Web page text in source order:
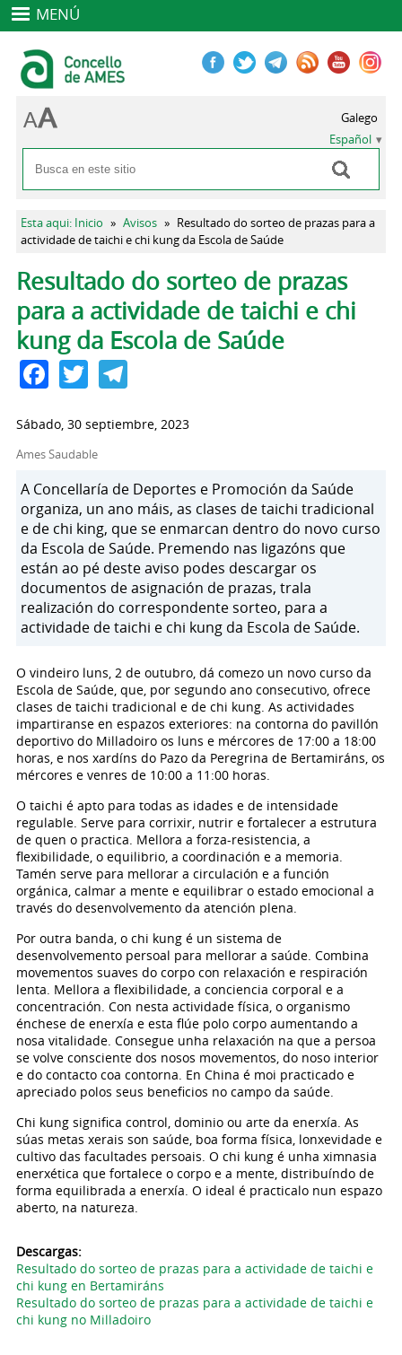
MENÚ
Formulario de búsqueda
Buscar
Galego
Español
Se encuentra usted aquí
Esta aqui: Inicio » Avisos » Resultado do sorteo de prazas para a
actividade de taichi e chi kung da Escola de Saúde
Solapas principales
Resultado do sorteo de prazas
para a actividade de taichi e chi
kung da Escola de Saúde
Facebook
TwitterTelegram
Sábado, 30 septiembre, 2023
Ames Saudable
A Concellaría de Deportes e Promoción da Saúde
organiza, un ano máis, as clases de taichi tradicional
e de chi king, que se enmarcan dentro do novo curso
da Escola de Saúde. Premendo nas ligazóns que
están ao pé deste aviso podes descargar os
documentos de asignación de prazas, trala
realización do correspondente sorteo, para a
actividade de taichi e chi kung da Escola de Saúde.
O vindeiro luns, 2 de outubro, dá comezo un novo curso da
Escola de Saúde, que, por segundo ano consecutivo, ofrece
clases de taichi tradicional e de chi kung. As actividades
impartiranse en espazos exteriores: na contorna do pavillón
deportivo do Milladoiro os luns e mércores de 17:00 a 18:00
horas, e nos xardíns do Pazo da Peregrina de Bertamiráns, os
mércores e venres de 10:00 a 11:00 horas.
O taichi é apto para todas as idades e de intensidade
regulable. Serve para corrixir, nutrir e fortalecer a estrutura
de quen o practica. Mellora a forza-resistencia, a
flexibilidade, o equilibrio, a coordinación e a memoria.
Tamén serve para mellorar a circulación e a función
orgánica, calmar a mente e equilibrar o estado emocional a
través do desenvolvemento da atención plena.
Por outra banda, o chi kung é un sistema de
desenvolvemento persoal para mellorar a saúde. Combina
movementos suaves do corpo con relaxación e respiración
lenta. Mellora a flexibilidade, a conciencia corporal e a
concentración. Con nesta actividade física, o organismo
énchese de enerxía e esta flúe polo corpo aumentando a
nosa vitalidade. Consegue unha relaxación na que a persoa
se volve consciente dos nosos movementos, do noso interior
e do contacto coa contorna. En China é moi practicado e
apreciado polos seus beneficios no campo da saúde.
Chi kung significa control, dominio ou arte da enerxía. As
súas metas xerais son saúde, boa forma física, lonxevidade e
cultivo das facultades persoais. O chi kung é unha ximnasia
enerxética que fortalece o corpo e a mente, distribuíndo de
forma equilibrada a enerxía. O ideal é practicalo nun espazo
aberto, na natureza.
Descargas:
Resultado do sorteo de prazas para a actividade de taichi e
chi kung en Bertamiráns
Resultado do sorteo de prazas para a actividade de taichi e
chi kung no Milladoiro